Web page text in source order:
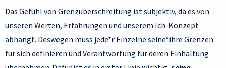
Das Gefühl von Grenzüberschreitung ist subjektiv, da es von
unseren Werten, Erfahrungen und unserem Ich-Konzept
abhängt. Deswegen muss jede*r Einzelne seine*ihre Grenzen
für sich definieren und Verantwortung für deren Einhaltung